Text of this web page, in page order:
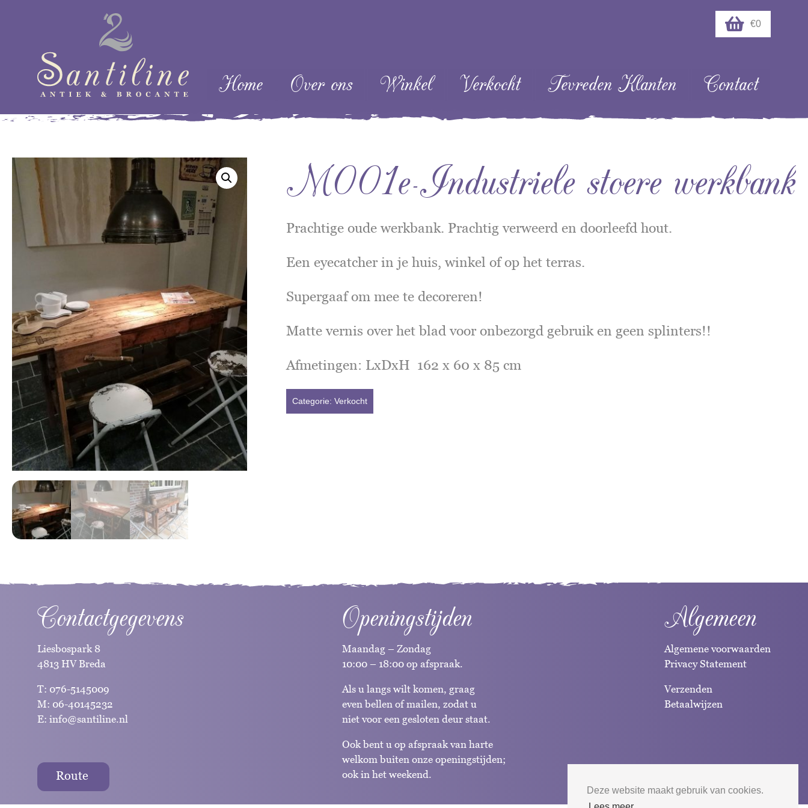
Deze website maakt gebruik van cookies.
€0
Menu
Skip naar content
Home Over ons Winkel Verkocht Tevreden Klanten Contact
M001e-Industriele stoere werkbank
Prachtige oude werkbank. Prachtig verweerd en doorleefd hout.
Een eyecatcher in je huis, winkel of op het terras.
Supergaaf om mee te decoreren!
Matte vernis over het blad voor onbezorgd gebruik en geen splinters!!
Afmetingen: LxDxH 162 x 60 x 85 cm
Categorie:Verkocht
Contactgegevens
Liesbospark 8
4813 HV Breda
T: 076-5145009
M: 06-40145232
E: info@santiline.nl
Route
Openingstijden
Maandag – Zondag
10:00 – 18:00 op afspraak.
Als u langs wilt komen, graag
even bellen of mailen, zodat u
niet voor een gesloten deur staat.
Ook bent u op afspraak van harte
welkom buiten onze openingstijden;
ook in het weekend.
Algemeen
Algemene voorwaarden
Privacy Statement
Verzenden
Betaalwijzen